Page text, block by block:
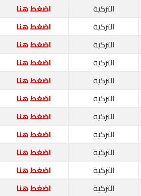
التركية اضغط هنا
التركية اضغط هنا
التركية اضغط هنا
التركية اضغط هنا
التركية اضغط هنا
التركية اضغط هنا
التركية اضغط هنا
التركية اضغط هنا
التركية اضغط هنا
التركية اضغط هنا
التركية اضغط هنا